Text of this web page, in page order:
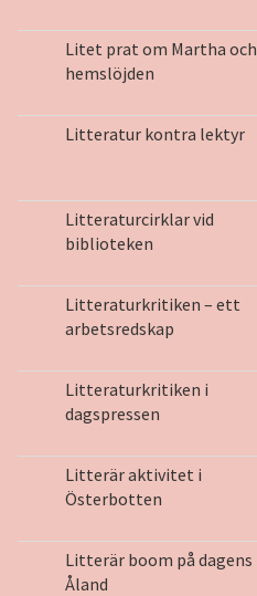
Litet prat om Martha och
hemslöjden
Litteratur kontra lektyr
Litteraturcirklar vid
biblioteken
Litteraturkritiken – ett
arbetsredskap
Litteraturkritiken i
dagspressen
Litterär aktivitet i
Österbotten
Litterär boom på dagens
Åland